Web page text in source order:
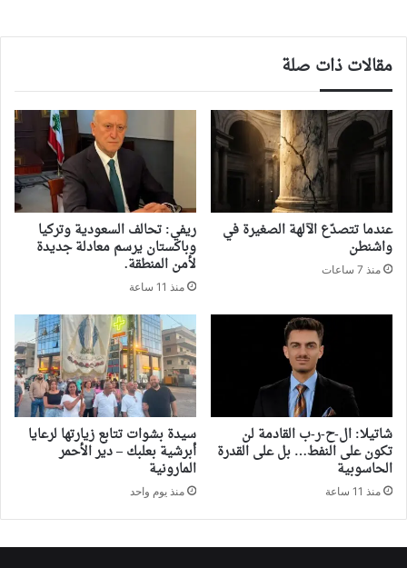
مقالات ذات صلة
‏عندما تتصدّع الآلهة الصغيرة في
واشنطن
منذ 7 ساعات
ريفي: تحالف السعودية وتركيا
وباكستان يرسم معادلة جديدة
لأمن المنطقة.
منذ 11 ساعة
شاتيلا: ال-ح-ر-ب القادمة لن
تكون على النفط… بل على القدرة
الحاسوبية
منذ 11 ساعة
سيدة بشوات تتابع زيارتها لرعايا
أبرشية بعلبك – دير الأحمر
المارونية
منذ يوم واحد